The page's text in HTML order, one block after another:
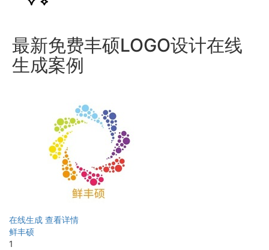
最新免费丰硕LOGO设计在线
生成案例
在线生成 查看详情
鲜丰硕
1